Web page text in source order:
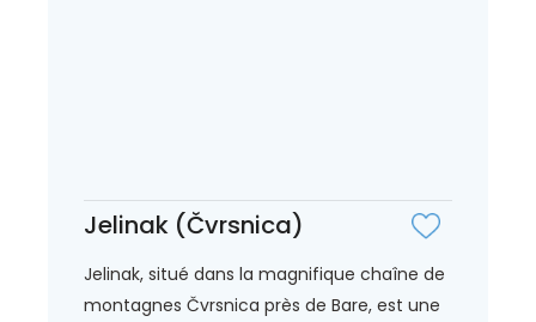
Jelinak (Čvrsnica)
Jelinak, situé dans la magnifique chaîne de
montagnes Čvrsnica près de Bare, est une